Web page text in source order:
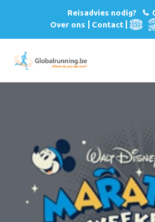
Reisadvies nodig?
Over ons
Contact